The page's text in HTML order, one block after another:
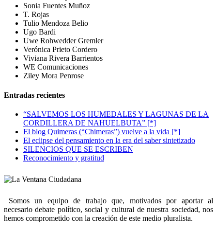
Sonia Fuentes Muñoz
T. Rojas
Tulio Mendoza Belio
Ugo Bardi
Uwe Rohwedder Gremler
Verónica Prieto Cordero
Viviana Rivera Barrientos
WE Comunicaciones
Ziley Mora Penrose
Entradas recientes
“SALVEMOS LOS HUMEDALES Y LAGUNAS DE LA
CORDILLERA DE NAHUELBUTA” [*]
El blog Quimeras (“Chimeras”) vuelve a la vida [*]
El eclipse del pensamiento en la era del saber sintetizado
SILENCIOS QUE SE ESCRIBEN
Reconocimiento y gratitud
Somos un equipo de trabajo que, motivados por aportar al
necesario debate político, social y cultural de nuestra sociedad, nos
hemos comprometido con la creación de este medio pluralista.